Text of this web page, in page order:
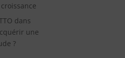
dans
une
?